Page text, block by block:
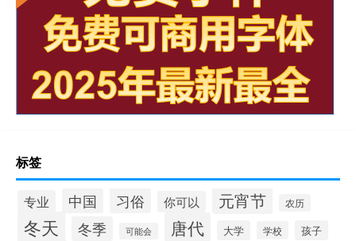
标签
专业 中国 习俗 你可以 元宵节 农历
冬天 冬季 可能会 唐代 大学 学校 孩子